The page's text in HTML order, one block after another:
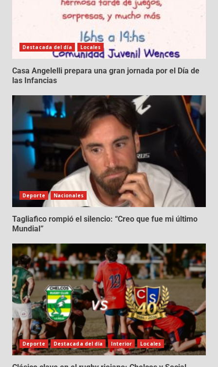
Destacada del día Locales
Casa Angelelli prepara una gran jornada por el Día de
las Infancias
Deporte Nacionales
Tagliafico rompió el silencio: “Creo que fue mi último
Mundial”
Deporte Destacada del día Interior Locales